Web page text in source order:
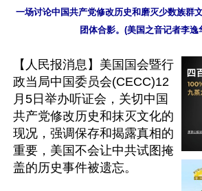
一场讨论中国共产党修改历史和磨灭少数族群
团体合影。(美国之音记者李逸
【人民报消息】美国国会暨行
政当局中国委员会(CECC)12
月5日举办听证会，关切中国
共产党修改历史和抹灭文化的
现况，强调保存和揭露真相的
重要，美国不会让中共试图掩
盖的历史事件被遗忘。